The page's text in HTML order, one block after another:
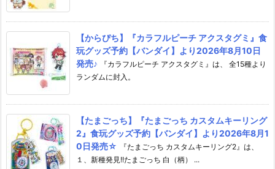
【からぴち】『カラフルピーチ アクスタグミ』食
玩グッズ予約【バンダイ】より2026年8月10日
発売♪
『カラフルピーチ アクスタグミ』は、 全15種より
ランダムに封入。
【たまごっち】『たまごっち カスタムキーリング
2』食玩グッズ予約【バンダイ】より2026年8月1
0日発売☆
『たまごっち カスタムキーリング2』は、
１、新種発見!!たまごっち 白（柄） ...